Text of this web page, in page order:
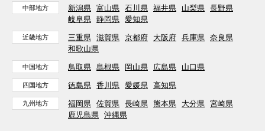
中部地方 新潟県 富山県 石川県 福井県 山梨県 長野県
岐阜県 静岡県 愛知県
近畿地方 三重県 滋賀県 京都府 大阪府 兵庫県 奈良県
和歌山県
中国地方 鳥取県 島根県 岡山県 広島県 山口県
四国地方 徳島県 香川県 愛媛県 高知県
九州地方 福岡県 佐賀県 長崎県 熊本県 大分県 宮崎県
鹿児島県 沖縄県